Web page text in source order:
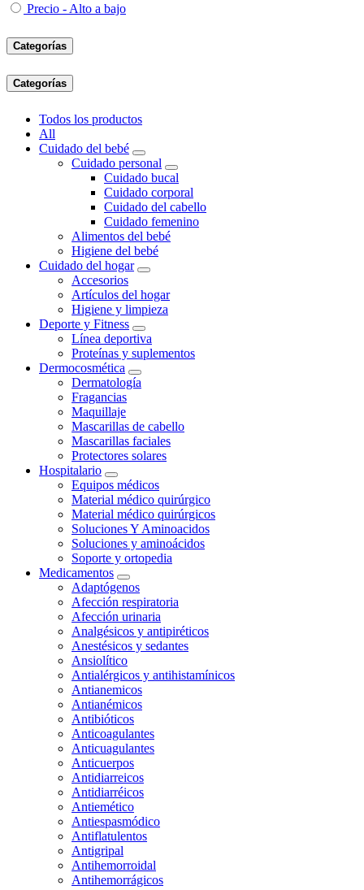
Precio - Alto a bajo
Categorías
Categorías
Todos los productos
All
Cuidado del bebé
Cuidado personal
Cuidado bucal
Cuidado corporal
Cuidado del cabello
Cuidado femenino
Alimentos del bebé
Higiene del bebé
Cuidado del hogar
Accesorios
Artículos del hogar
Higiene y limpieza
Deporte y Fitness
Línea deportiva
Proteínas y suplementos
Dermocosmética
Dermatología
Fragancias
Maquillaje
Mascarillas de cabello
Mascarillas faciales
Protectores solares
Hospitalario
Equipos médicos
Material médico quirúrgico
Material médico quirúrgicos
Soluciones Y Aminoacidos
Soluciones y aminoácidos
Soporte y ortopedia
Medicamentos
Adaptógenos
Afección respiratoria
Afección urinaria
Analgésicos y antipiréticos
Anestésicos y sedantes
Ansiolítico
Antialérgicos y antihistamínicos
Antianemicos
Antianémicos
Antibióticos
Anticoagulantes
Anticuagulantes
Anticuerpos
Antidiarreicos
Antidiarréicos
Antiemético
Antiespasmódico
Antiflatulentos
Antigripal
Antihemorroidal
Antihemorrágicos